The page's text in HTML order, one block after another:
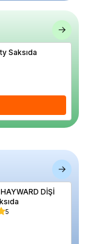
Saksıda
DİŞİ
5